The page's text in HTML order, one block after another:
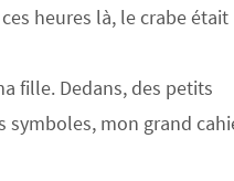
heures là, le crabe était
fille. Dedans, des petits
symboles, mon grand